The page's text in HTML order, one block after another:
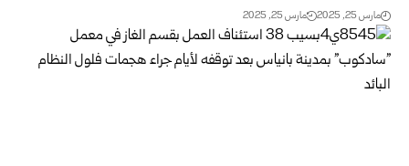
مارس 25, 2025 مارس 25, 2025